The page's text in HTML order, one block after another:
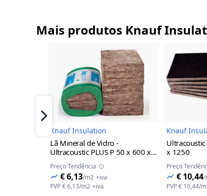
Mais produtos Knauf
Imagem do Produto
Knauf Insulation
Lã Mineral de Vidro -
Ultracoustic PLUS P 50 x 600 x
Preço Tendência
€ 6,13/m2 +iva
PVP€ 6,13/m2 +iva
Knauf
x 1250
Preço
€ 10,44/
PVP€ 10,44/
Próximo